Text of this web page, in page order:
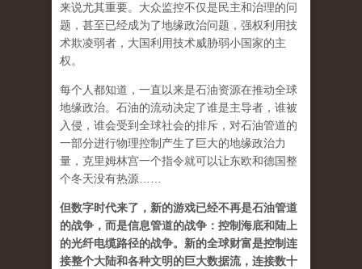
来说尤其重要。大众监控不仅是民主和治理的问
题，甚至已经成为了地缘政治问题，强权利用技
术欺凌弱者，大国利用技术威胁弱小国家的主
权。
每个人都知道，一直以来是石油资源在推动全球
地缘政治。石油的流动决定了谁是主导者，谁被
入侵，谁会受到全球社会的排斥，对石油管道的
一部分进行物理控制产生了巨大的地缘政治力
量，克里姆林宫一个指令就可以让东欧和德国整
个冬天没有热源……
但数字时代来了，新的游戏已经不再是石油管道
的战争，而是信息管道的战争：控制海底和陆上
的光纤电缆路径的战争。新的全球财富是控制连
接整个大陆和各种文明的巨大数据流，连接数十